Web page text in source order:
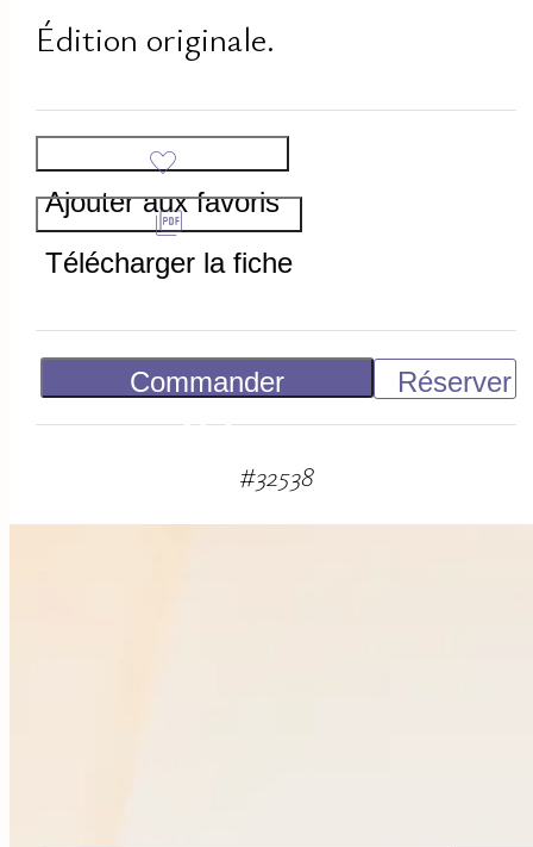
Édition originale.
Ajouter aux favoris
Télécharger la fiche
Commander
Réserver
#32538